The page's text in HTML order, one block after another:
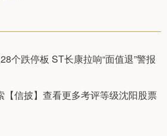
信披】查看更多考评等级沈阳股票